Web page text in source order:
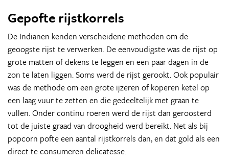
Gepofte rijstkorrels
De Indianen kenden verscheidene methoden om de
geoogste rijst te verwerken. De eenvoudigste was de rijst op
grote matten of dekens te leggen en een paar dagen in de
zon te laten liggen. Soms werd de rijst gerookt. Ook populair
was de methode om een grote ijzeren of koperen ketel op
een laag vuur te zetten en die gedeeltelijk met graan te
vullen. Onder continu roeren werd de rijst dan geroosterd
tot de juiste graad van droogheid werd bereikt. Net als bij
popcorn pofte een aantal rijstkorrels dan, en dat gold als een
direct te consumeren delicatesse.